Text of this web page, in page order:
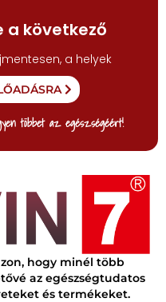
többet az egészségéért!
a következő
a helyek
hogy minél több
az egészségtudatos
és termékeket.